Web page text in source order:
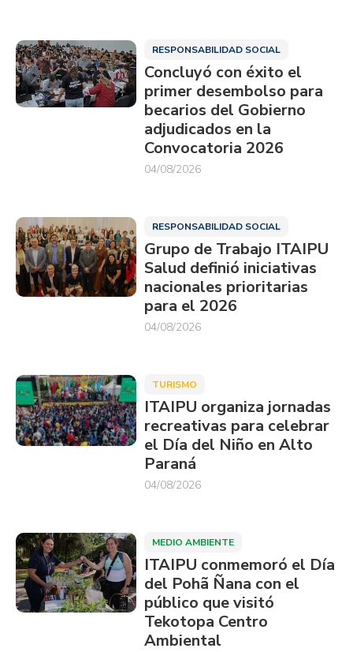
RESPONSABILIDAD SOCIAL
Concluyó con éxito el
primer desembolso para
becarios del Gobierno
adjudicados en la
Convocatoria 2026
04/08/2026
RESPONSABILIDAD SOCIAL
Grupo de Trabajo ITAIPU
Salud definió iniciativas
nacionales prioritarias
para el 2026
04/08/2026
TURISMO
ITAIPU organiza jornadas
recreativas para celebrar
el Día del Niño en Alto
Paraná
04/08/2026
MEDIO AMBIENTE
ITAIPU conmemoró el Día
del Pohã Ñana con el
público que visitó
Tekotopa Centro
Ambiental